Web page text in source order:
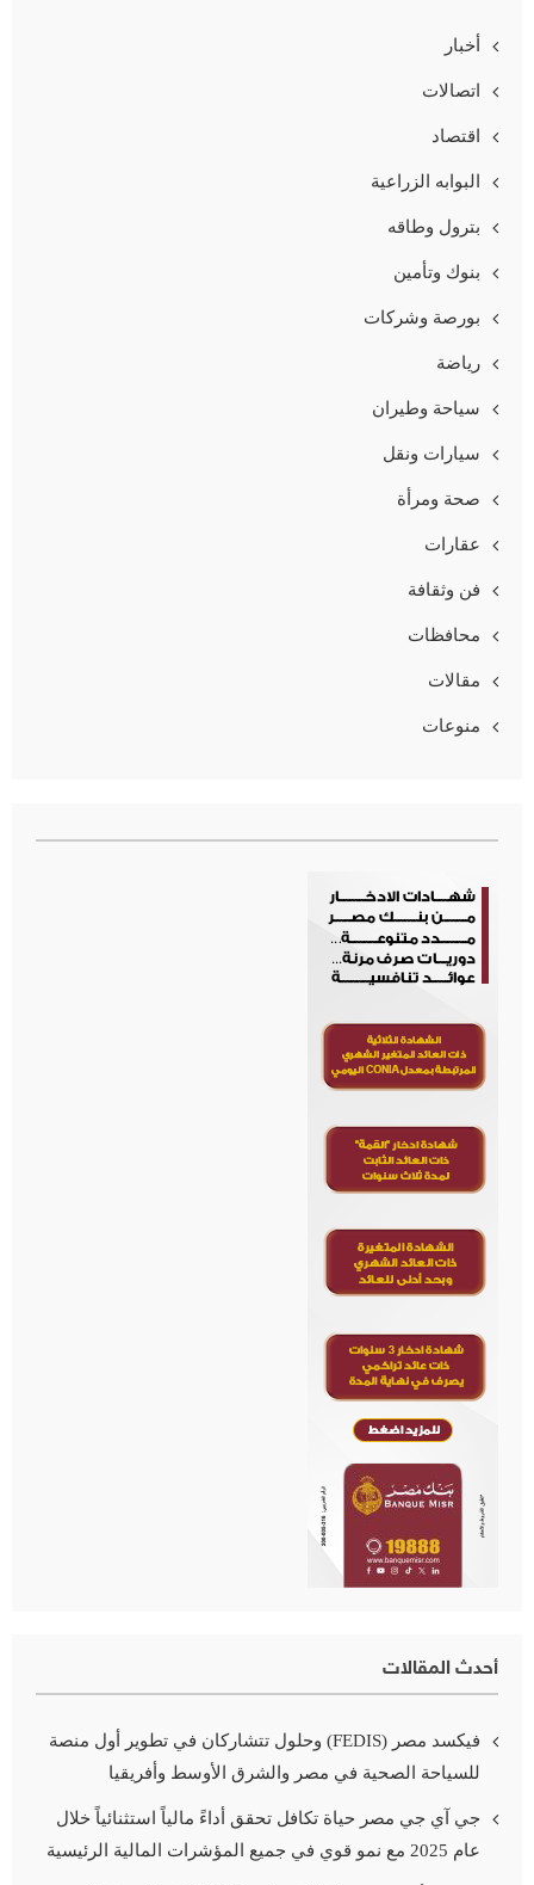
أخبار
اتصالات
اقتصاد
البوابه الزراعية
بترول وطاقه
بنوك وتأمين
بورصة وشركات
رياضة
سياحة وطيران
سيارات ونقل
صحة ومرأة
عقارات
فن وثقافة
محافظات
مقالات
منوعات
أحدث المقالات
فيكسد مصر (FEDIS) وحلول تتشاركان في تطوير أول منصة
للسياحة الصحية في مصر والشرق الأوسط وأفريقيا
جي آي جي مصر حياة تكافل تحقق أداءً مالياً استثنائياً خلال
عام 2025 مع نمو قوي في جميع المؤشرات المالية الرئيسية